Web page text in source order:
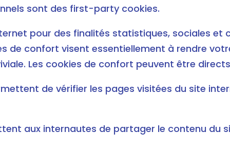
sont des first-party cookies.
pour des finalités statistiques, sociales et
de confort visent essentiellement à rendre
Les cookies de confort peuvent être
de vérifier les pages visitées du site
aux internautes de partager le contenu du